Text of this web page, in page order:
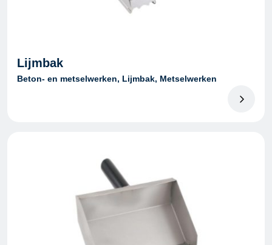
Lijmbak
Beton- en metselwerken, Lijmbak, Metselwerken